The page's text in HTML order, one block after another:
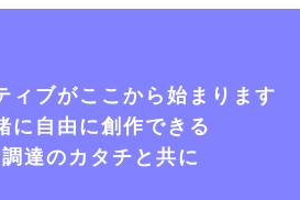
ィブがここから始まります
に自由に創作できる
達のカタチと共に